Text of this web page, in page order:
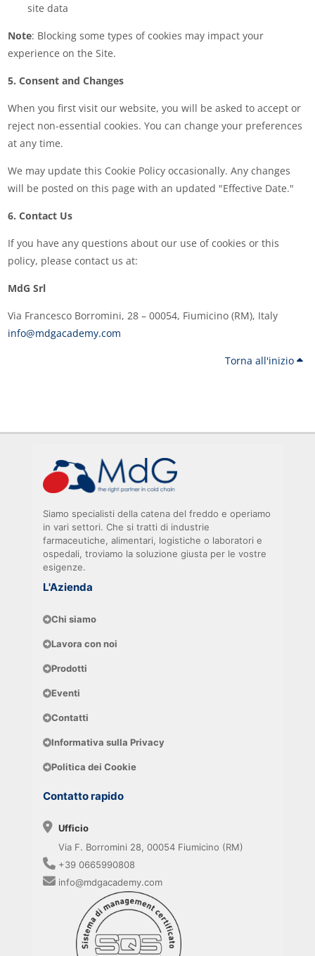
site data
Note: Blocking some types of cookies may impact your
experience on the Site.
5. Consent and Changes
When you first visit our website, you will be asked to accept or
reject non-essential cookies. You can change your preferences
at any time.
We may update this Cookie Policy occasionally. Any changes
will be posted on this page with an updated "Effective Date."
6. Contact Us
If you have any questions about our use of cookies or this
policy, please contact us at:
MdG Srl
Via Francesco Borromini, 28 – 00054, Fiumicino (RM), Italy
info@mdgacademy.com
Torna all'inizio
Siamo specialisti della catena del freddo e operiamo
in vari settori. Che si tratti di industrie
farmaceutiche, alimentari, logistiche o laboratori e
ospedali, troviamo la soluzione giusta per le vostre
esigenze.
L'Azienda
Chi siamo
Lavora con noi
Prodotti
Eventi
Contatti
Informativa sulla Privacy
Politica dei Cookie
Contatto rapido
Ufficio
Via F. Borromini 28, 00054 Fiumicino (RM)
+39 0665990808
info@mdgacademy.com